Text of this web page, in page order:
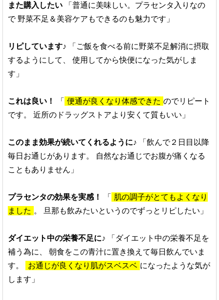
また購入したい 「普通に美味しい。プラセンタ入りなの
で野菜不足＆美容ケアもできるのも魅力です」
リピしています♪ 「ご飯を食べる前に野菜不足解消に摂取
するようにして、
使用してから快便になった気がしま
す」
これは良い！ 「 便通が良くなり体感できた のでリピート
です。
近所のドラッグストアより安くて質もいい」
このまま効果が続いてくれるように♪ 「飲んで２日目以降
毎日お通じがあります。
自然なお通じでお腹が痛くなる
こともありません」
プラセンタの効果を実感！ 「 肌の調子がとてもよくなり
ました 。 旦那も飲みたいというのでずっとリピしたい」
ダイエット中の栄養不足に♪ 「ダイエット中の栄養不足を
補う為に、
朝食をこの青汁に置き換えて毎日飲んでいま
す。
お通じが良くなり肌がスベスベ になったような気が
します」